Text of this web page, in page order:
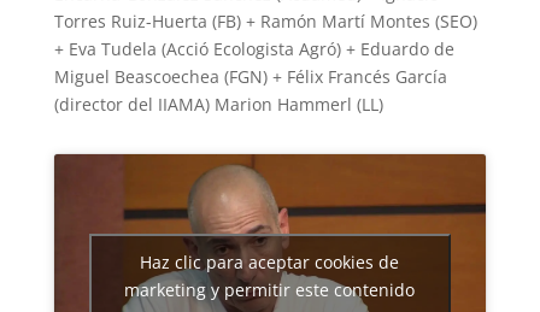
Torres Ruiz-Huerta (FB) + Ramón Martí Montes (SEO)
+ Eva Tudela (Acció Ecologista Agró) + Eduardo de
Miguel Beascoechea (FGN) + Félix Francés García
(director del IIAMA) Marion Hammerl (LL)
Haz clic para aceptar cookies de
marketing y permitir este contenido